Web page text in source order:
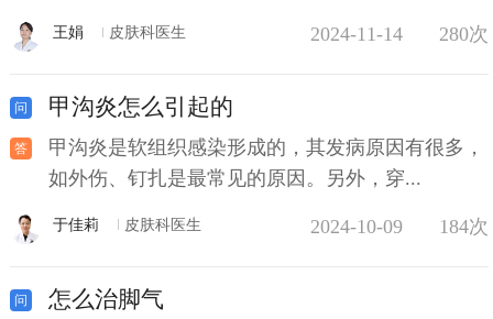
王娟 皮肤科医生 2024-11-14 280次
甲沟炎怎么引起的
甲沟炎是软组织感染形成的，其发病原因有很多，
如外伤、钉扎是最常见的原因。另外，穿...
于佳莉 皮肤科医生 2024-10-09 184次
怎么治脚气